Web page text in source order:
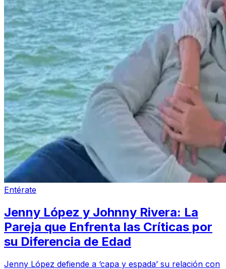
Entérate
Jenny López y Johnny Rivera: La
Pareja que Enfrenta las Críticas por
su Diferencia de Edad
Jenny López defiende a ‘capa y espada’ su relación con